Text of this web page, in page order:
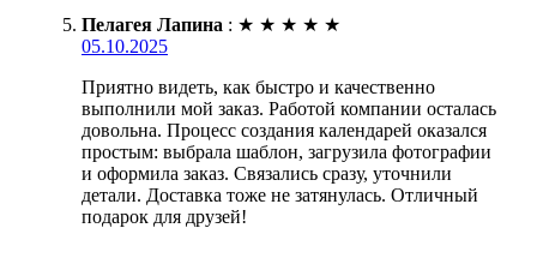
Пелагея Лапина : ★ ★ ★ ★ ★
05.10.2025
Приятно видеть, как быстро и качественно
выполнили мой заказ. Работой компании осталась
довольна. Процесс создания календарей оказался
простым: выбрала шаблон, загрузила фотографии
и оформила заказ. Связались сразу, уточнили
детали. Доставка тоже не затянулась. Отличный
подарок для друзей!